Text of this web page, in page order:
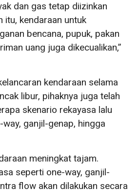
dan gas tetap diizinkan
itu, kendaraan untuk
bencana, pupuk, pakan
uang juga dikecualikan,”
kendaraan selama
libur, pihaknya juga telah
skenario rekayasa lalu
ganjil-genap, hingga
meningkat tajam.
seperti one-way, ganjil-
flow akan dilakukan secara